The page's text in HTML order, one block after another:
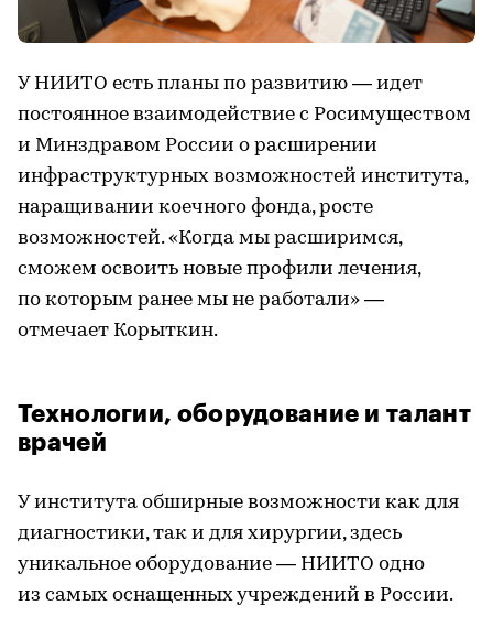
У НИИТО есть планы по развитию — идет
постоянное взаимодействие с Росимуществом
и Минздравом России о расширении
инфраструктурных возможностей института,
наращивании коечного фонда, росте
возможностей. «Когда мы расширимся,
сможем освоить новые профили лечения,
по которым ранее мы не работали» —
отмечает Корыткин.
Технологии, оборудование и талант
врачей
У института обширные возможности как для
диагностики, так и для хирургии, здесь
уникальное оборудование — НИИТО одно
из самых оснащенных учреждений в России.